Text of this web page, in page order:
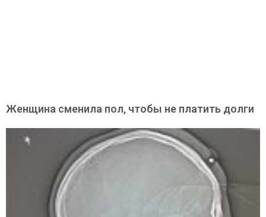
Женщина сменила пол, чтобы не платить долги